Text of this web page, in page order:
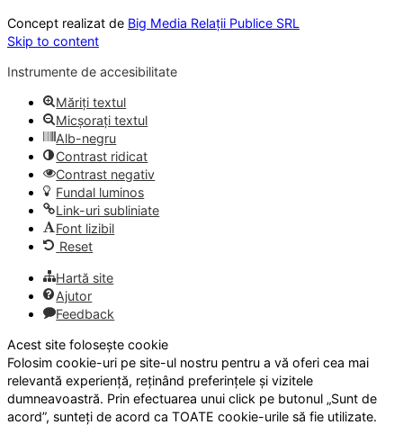
Concept realizat de Big Media Relații Publice SRL
Skip to content
Instrumente de accesibilitate
Măriți textul
Micșorați textul
Alb-negru
Contrast ridicat
Contrast negativ
Fundal luminos
Link-uri subliniate
Font lizibil
Reset
Hartă site
Ajutor
Feedback
Acest site folosește cookie
Folosim cookie-uri pe site-ul nostru pentru a vă oferi cea mai
relevantă experiență, reținând preferințele și vizitele
dumneavoastră. Prin efectuarea unui click pe butonul „Sunt de
acord”, sunteți de acord ca TOATE cookie-urile să fie utilizate.